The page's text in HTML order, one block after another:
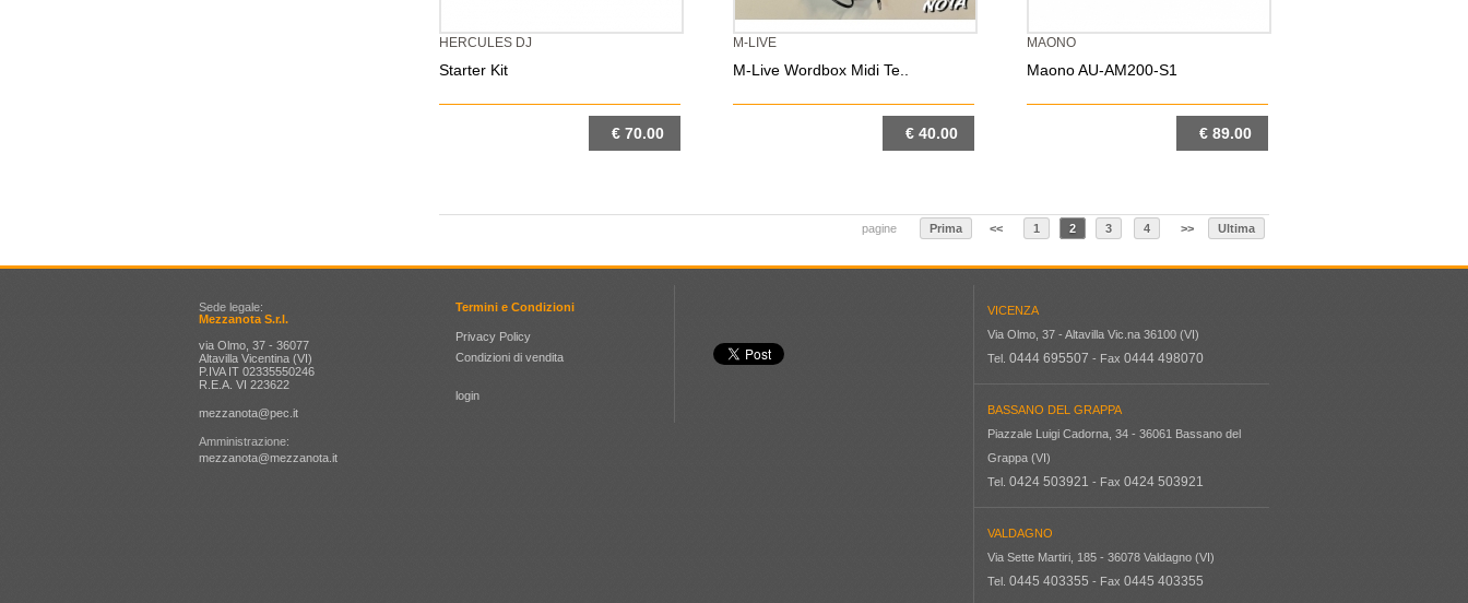
HERCULES DJ
Starter Kit
€ 70.00
M-LIVE
M-Live Wordbox Midi Te..
€ 40.00
MAONO
Maono AU-AM200-S1
€ 89.00
pagine Prima << 1 2 3 4 >> Ultima
Sede legale:
Mezzanota S.r.l.
via Olmo, 37 - 36077
Altavilla Vicentina (VI)
P.IVA IT 02335550246
R.E.A. VI 223622
mezzanota@pec.it
Amministrazione:
mezzanota@mezzanota.it
Termini e Condizioni
Privacy Policy
Condizioni di vendita
login
VICENZA
Via Olmo, 37 - Altavilla Vic.na 36100 (VI)
Tel. 0444 695507 - Fax 0444 498070
BASSANO DEL GRAPPA
Piazzale Luigi Cadorna, 34 - 36061 Bassano del
Grappa (VI)
Tel. 0424 503921 - Fax 0424 503921
VALDAGNO
Via Sette Martiri, 185 - 36078 Valdagno (VI)
Tel. 0445 403355 - Fax 0445 403355